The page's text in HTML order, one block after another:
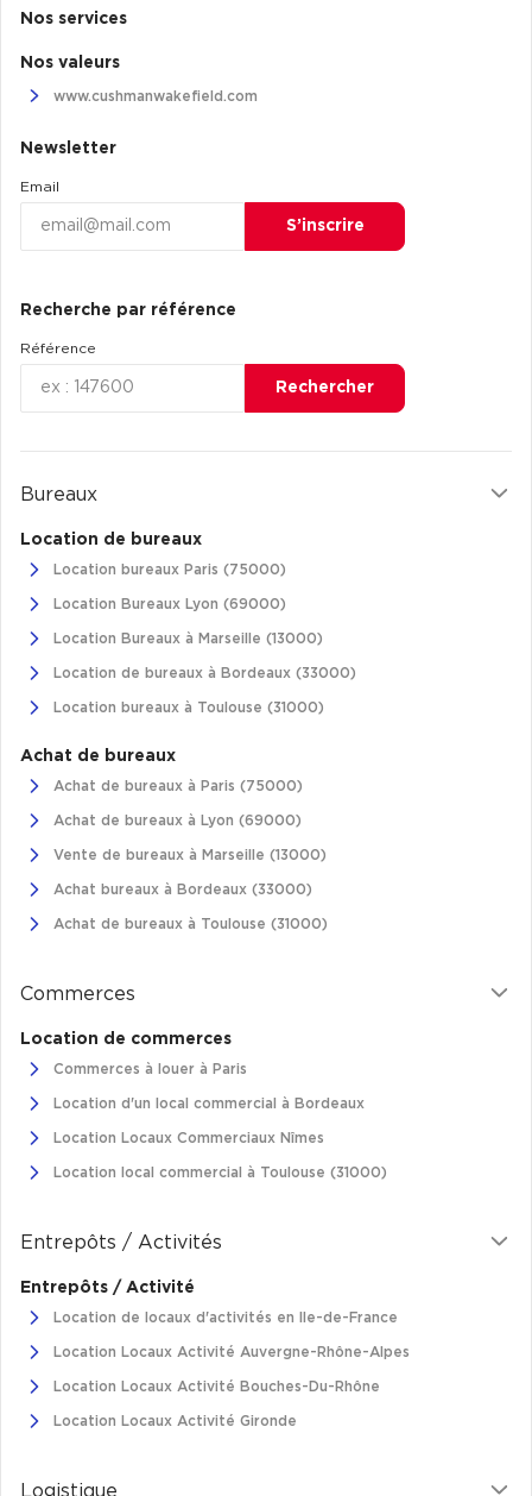
Nos services
Nos valeurs
www.cushmanwakefield.com
Newsletter
Email
S’inscrire
Recherche par référence
Référence
Rechercher
Bureaux
Location de bureaux
Location bureaux Paris (75000)
Location Bureaux Lyon (69000)
Location Bureaux à Marseille (13000)
Location de bureaux à Bordeaux (33000)
Location bureaux à Toulouse (31000)
Achat de bureaux
Achat de bureaux à Paris (75000)
Achat de bureaux à Lyon (69000)
Vente de bureaux à Marseille (13000)
Achat bureaux à Bordeaux (33000)
Achat de bureaux à Toulouse (31000)
Commerces
Location de commerces
Commerces à louer à Paris
Location d'un local commercial à Bordeaux
Location Locaux Commerciaux Nîmes
Location local commercial à Toulouse (31000)
Entrepôts / Activités
Entrepôts / Activité
Location de locaux d'activités en Ile-de-France
Location Locaux Activité Auvergne-Rhône-Alpes
Location Locaux Activité Bouches-Du-Rhône
Location Locaux Activité Gironde
Logistique